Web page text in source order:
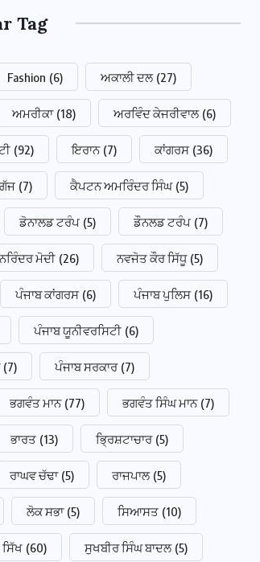
Tag
Fashion (6) ਅਕਾਲੀ ਦਲ (27)
ਅਮਰੀਕਾ (18) ਅਰਵਿੰਦ ਕੇਜਰੀਵਾਲ (6)
(92) ਇਰਾਨ (7) ਕਾਂਗਰਸ (36)
(7) ਕੈਪਟਨ ਅਮਰਿੰਦਰ ਸਿੰਘ (5)
ਡੋਨਾਲਡ ਟਰੰਪ (5) ਡੌਨਲਡ ਟਰੰਪ (7)
ਨਰਿੰਦਰ ਮੋਦੀ (26) ਨਵਜੋਤ ਕੌਰ ਸਿੱਧੂ (5)
ਪੰਜਾਬ ਕਾਂਗਰਸ (6) ਪੰਜਾਬ ਪੁਲਿਸ (16)
ਪੰਜਾਬ ਯੂਨੀਵਰਸਿਟੀ (6)
(7) ਪੰਜਾਬ ਸਰਕਾਰ (7)
ਭਗਵੰਤ ਮਾਨ (77) ਭਗਵੰਤ ਸਿੰਘ ਮਾਨ (7)
ਭਾਰਤ (13) ਭ੍ਰਿਸ਼ਟਾਚਾਰ (5)
ਰਾਘਵ ਚੱਢਾ (5) ਰਾਜਪਾਲ (5)
ਲੋਕ ਸਭਾ (5) ਸਿਆਸਤ (10)
ਸਿੱਖ (60) ਸੁਖਬੀਰ ਸਿੰਘ ਬਾਦਲ (5)